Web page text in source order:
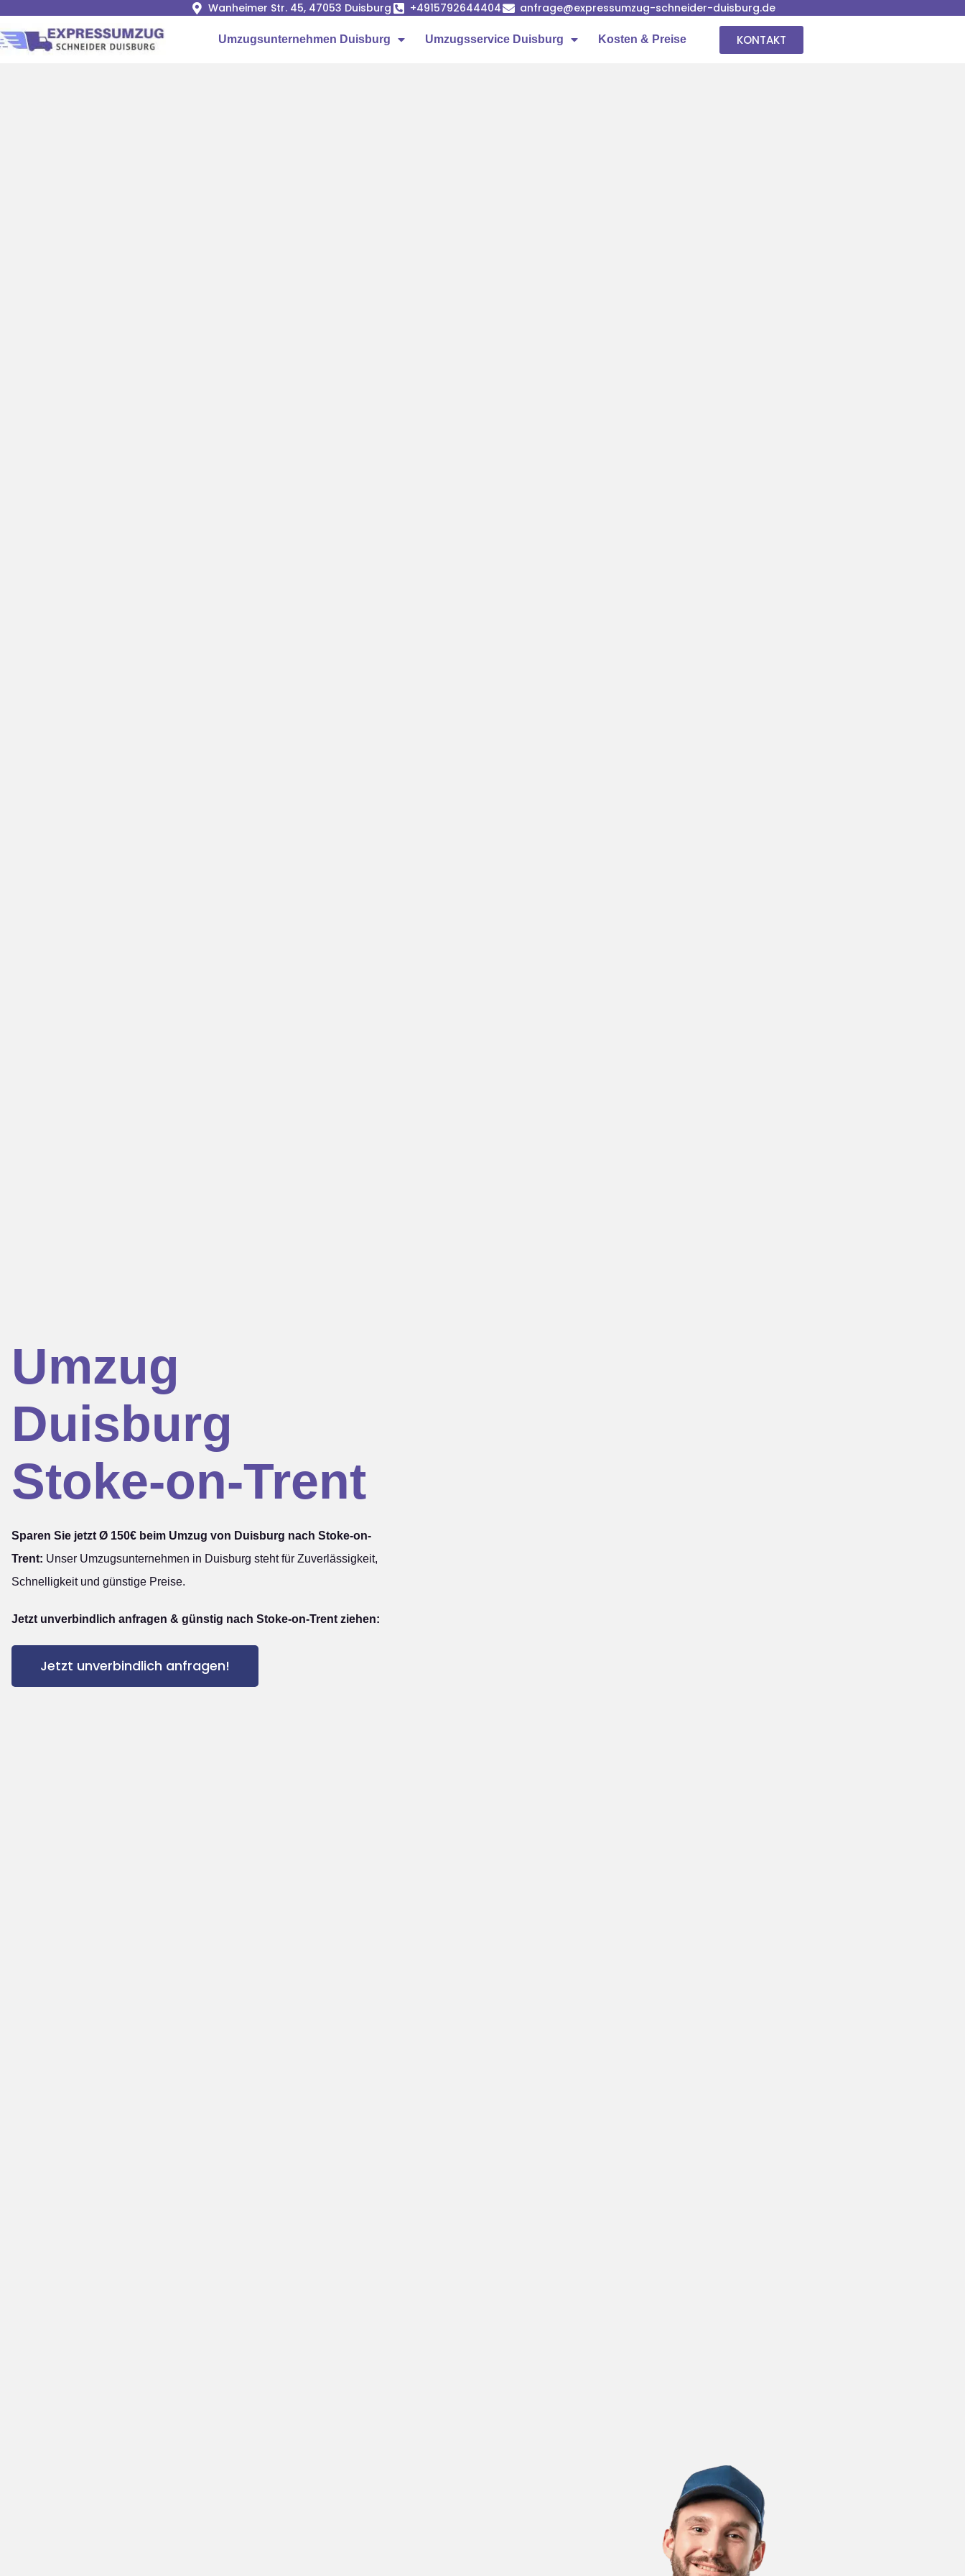
Wanheimer Str. 45, 47053 Duisburg +4915792644404 anfrage@expressumzug-schneider-duisburg.de
Umzugsunternehmen Duisburg Umzugsservice Duisburg Kosten & Preise KONTAKT
Umzug
Duisburg
Stoke-on-Trent
Sparen Sie jetzt Ø 150€ beim Umzug von Duisburg nach Stoke-on-
Trent: Unser Umzugsunternehmen in Duisburg steht für Zuverlässigkeit,
Schnelligkeit und günstige Preise.
Jetzt unverbindlich anfragen & günstig nach Stoke-on-Trent ziehen:
Jetzt unverbindlich anfragen!